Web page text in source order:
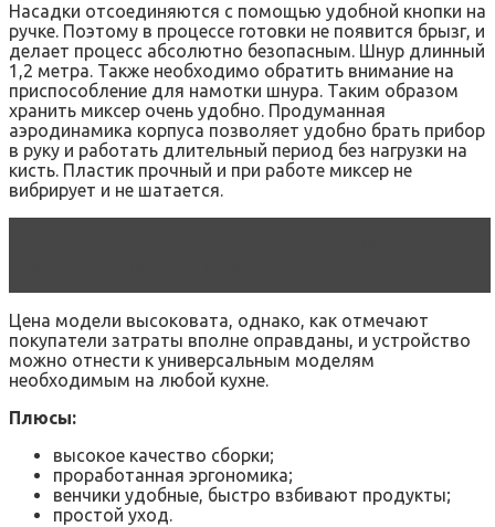
Насадки отсоединяются с помощью удобной кнопки на
ручке. Поэтому в процессе готовки не появится брызг, и
делает процесс абсолютно безопасным. Шнур длинный
1,2 метра. Также необходимо обратить внимание на
приспособление для намотки шнура. Таким образом
хранить миксер очень удобно. Продуманная
аэродинамика корпуса позволяет удобно брать прибор
в руку и работать длительный период без нагрузки на
кисть. Пластик прочный и при работе миксер не
вибрирует и не шатается.
Цена модели высоковата, однако, как отмечают
покупатели затраты вполне оправданы, и устройство
можно отнести к универсальным моделям
необходимым на любой кухне.
Плюсы:
высокое качество сборки;
проработанная эргономика;
венчики удобные, быстро взбивают продукты;
простой уход.